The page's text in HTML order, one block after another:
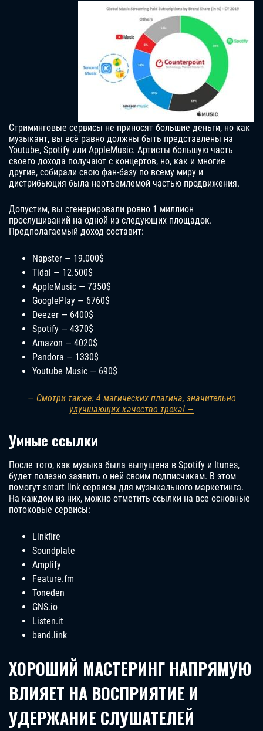
Стриминговые сервисы не приносят большие деньги, но как
музыкант, вы всё равно должны быть представлены на
Youtube, Spotify или AppleMusic. Артисты большую часть
своего дохода получают с концертов, но, как и многие
другие, собирали свою фан-базу по всему миру и
дистрибьюция была неотъемлемой частью продвижения.
Допустим, вы сгенерировали ровно 1 миллион
прослушиваний на одной из следующих площадок.
Предполагаемый доход составит:
Napster — 19.000$
Tidal — 12.500$
AppleMusic — 7350$
GooglePlay — 6760$
Deezer — 6400$
Spotify — 4370$
Amazon — 4020$
Pandora — 1330$
Youtube Music — 690$
— Смотри также: 4 магических плагина, значительно
улучшающих качество трека! —
Умные ссылки
После того, как музыка была выпущена в Spotify и Itunes,
будет полезно заявить о ней своим подписчикам. В этом
помогут smart link сервисы для музыкального маркетинга.
На каждом из них, можно отметить ссылки на все основные
потоковые сервисы:
Linkfire
Soundplate
Amplify
Feature.fm
Toneden
GNS.io
Listen.it
band.link
ХОРОШИЙ МАСТЕРИНГ НАПРЯМУЮ
ВЛИЯЕТ НА ВОСПРИЯТИЕ И
УДЕРЖАНИЕ СЛУШАТЕЛЕЙ